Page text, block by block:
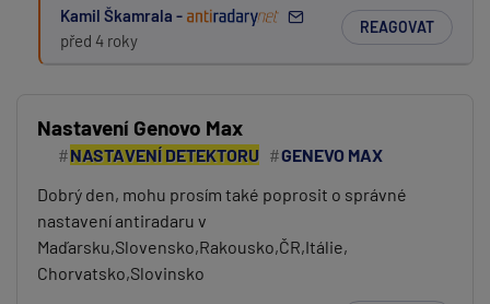
Kamil Škamrala -
před 4 roky
REAGOVAT
Nastavení Genovo Max
NASTAVENÍ DETEKTORU
GENEVO MAX
Dobrý den, mohu prosím také poprosit o správné
nastavení antiradaru v
Maďarsku,Slovensko,Rakousko,ČR,Itálie,
Chorvatsko,Slovinsko